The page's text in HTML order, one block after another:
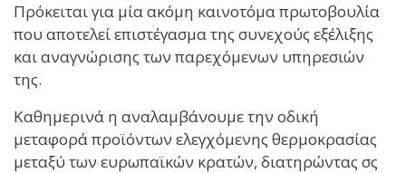
Πρόκειται για μία ακόμη καινοτόμα πρωτοβουλία
που αποτελεί επιστέγασμα της συνεχούς εξέλιξης
και αναγνώρισης των παρεχόμενων υπηρεσιών
της.
Καθημερινά η αναλαμβάνουμε την οδική
μεταφορά προϊόντων ελεγχόμενης θερμοκρασίας
μεταξύ των ευρωπαϊκών κρατών, διατηρώντας σς